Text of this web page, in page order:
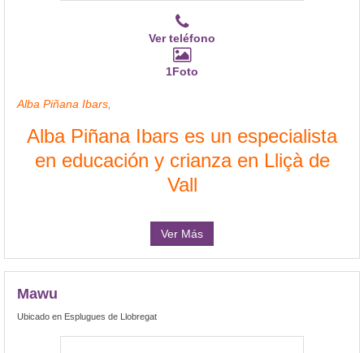
Ver teléfono
1Foto
Alba Piñana Ibars,
Alba Piñana Ibars es un especialista
en educación y crianza en Lliçà de
Vall
Ver Más
Mawu
Ubicado en Esplugues de Llobregat